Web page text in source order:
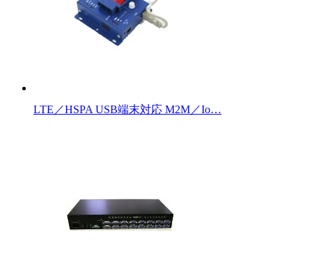
LTE／HSPA USB端末対応 M2M／Io…